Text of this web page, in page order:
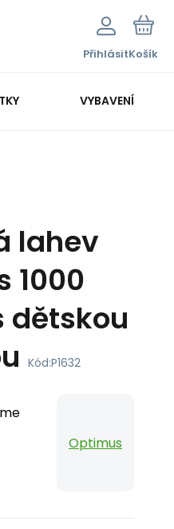
PřihlásitKošík
VYBAVENÍ
lahev
1000
dětskou
Kód:P1632
Optimus